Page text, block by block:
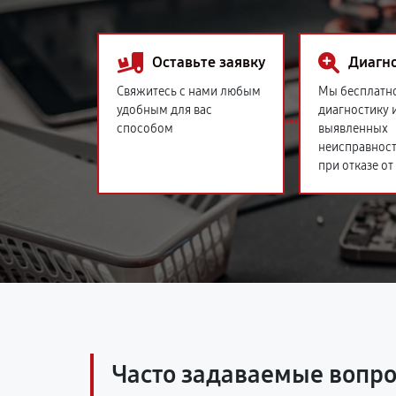
Оставьте заявку
Свяжитесь с нами любым
удобным для вас
способом
Мы
выявленных
при отказе
Часто задаваемые